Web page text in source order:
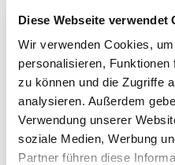
Diese Webseite verwendet
Wir verwenden Cookies,
personalisieren,
zu können und die Zugriffe
analysieren. Außerdem
Verwendung unserer
soziale Medien, Werbung
Partner führen diese
Anwendungsbestimmungen:
NW468:
und dessen Reste, entleerte
sowie Reinigungs- und
gelangen lassen. Dies gilt
Kanalisation, Hof- und
Abwasserkanäle.
Hinweise: